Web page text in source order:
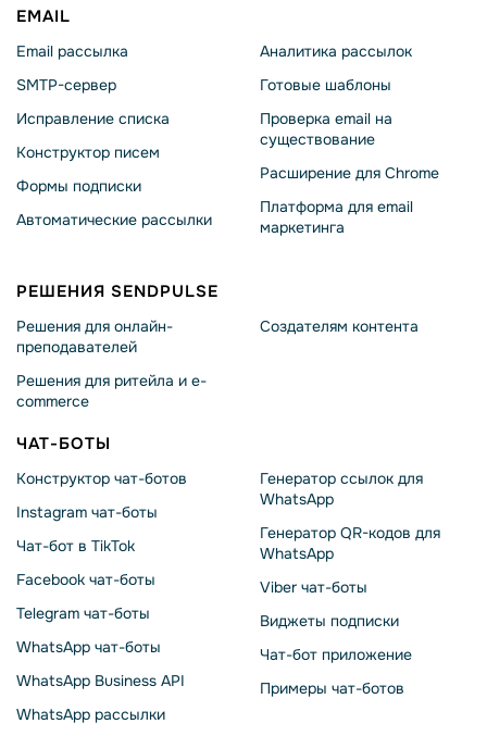
EMAIL
Email рассылка
SMTP-сервер
Исправление списка
Конструктор писем
Формы подписки
Автоматические рассылки
Аналитика рассылок
Готовые шаблоны
Проверка email на
существование
Расширение для Chrome
Платформа для email
маркетинга
РЕШЕНИЯ SENDPULSE
Решения для онлайн-
преподавателей
Решения для ритейла и e-
commerce
Создателям контента
ЧАТ-БОТЫ
Конструктор чат-ботов
Instagram чат-боты
Чат-бот в TikTok
Facebook чат-боты
Telegram чат-боты
WhatsApp чат-боты
WhatsApp Business API
WhatsApp рассылки
Генератор ссылок для
WhatsApp
Генератор QR-кодов для
WhatsApp
Viber чат-боты
Виджеты подписки
Чат-бот приложение
Примеры чат-ботов